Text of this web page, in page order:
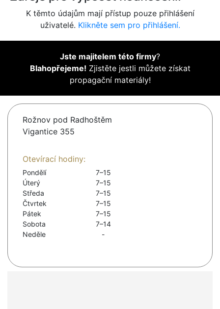
K těmto údajům mají přístup pouze přihlášení
uživatelé. Klikněte sem pro přihlášení.
Jste majitelem této firmy?
Blahopřejeme! Zjistěte jestli můžete získat
propagační materiály!
Rožnov pod Radhoštěm
Vigantice 355
Otevírací hodiny:
Pondělí
7–15
Úterý
7–15
Středa
7–15
Čtvrtek
7–15
Pátek
7–15
Sobota
7–14
Neděle
-